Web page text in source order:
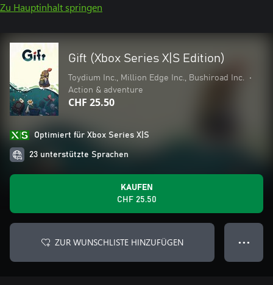
Zu Hauptinhalt springen
Gift (Xbox Series X|S Edition)
Toydium Inc., Million Edge Inc., Bushiroad Inc.
•
Action & adventure
CHF 25.50
Optimiert für Xbox Series X|S
23 unterstützte Sprachen
KAUFEN
CHF 25.50
ZUR WUNSCHLISTE HINZUFÜGEN ● ● ●